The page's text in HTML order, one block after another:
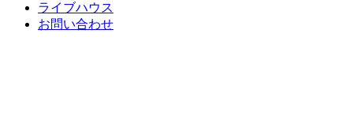
ライブハウス
お問い合わせ